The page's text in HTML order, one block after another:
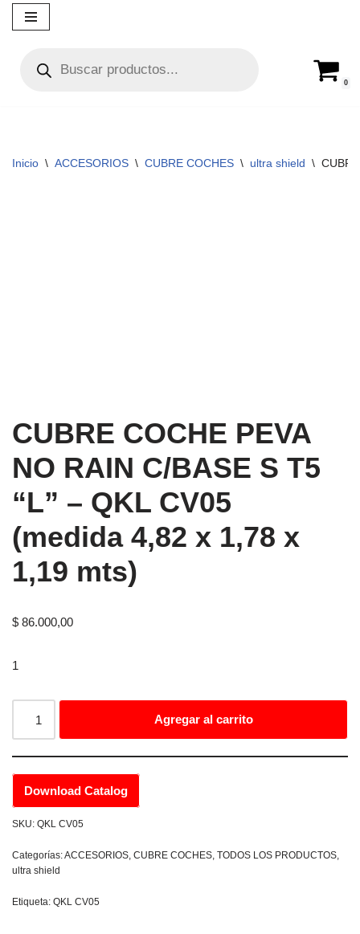
contenido
0
Inicio \ ACCESORIOS \ CUBRE COCHES \ ultra shield \
CUBRE COCHE PEVA
NO RAIN C/BASE S T5
“L” – QKL CV05
(medida 4,82 x 1,78 x
1,19 mts)
$ 86.000,00
1
Agregar al carrito
Download Catalog
SKU: QKL CV05
Categorías:ACCESORIOS, CUBRE COCHES, TODOS LOS PRODUCTOS,
ultra shield
Etiqueta: QKL CV05